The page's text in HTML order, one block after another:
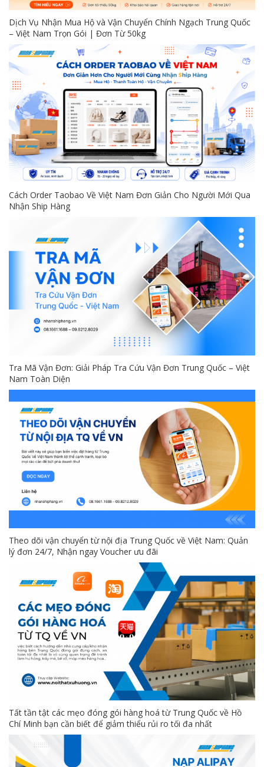
Dịch Vụ Nhận Mua Hộ và Vận Chuyển Chính Ngạch Trung Quốc
– Việt Nam Trọn Gói | Đơn Từ 50kg
Cách Order Taobao Về Việt Nam Đơn Giản Cho Người Mới Qua
Nhận Ship Hàng
Tra Mã Vận Đơn: Giải Pháp Tra Cứu Vận Đơn Trung Quốc – Việt
Nam Toàn Diện
Theo dõi vận chuyển từ nội địa Trung Quốc về Việt Nam: Quản
lý đơn 24/7, Nhận ngay Voucher ưu đãi
Tất tần tật các mẹo đóng gói hàng hoá từ Trung Quốc về Hồ
Chí Minh bạn cần biết để giảm thiểu rủi ro tối đa nhất